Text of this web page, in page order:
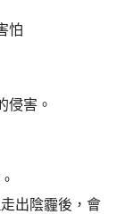
怕
侵害。
出陰霾後，會